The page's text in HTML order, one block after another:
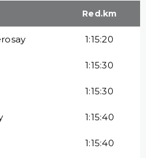
Red.km
1:15:20
1:15:30
1:15:30
1:15:40
1:15:40